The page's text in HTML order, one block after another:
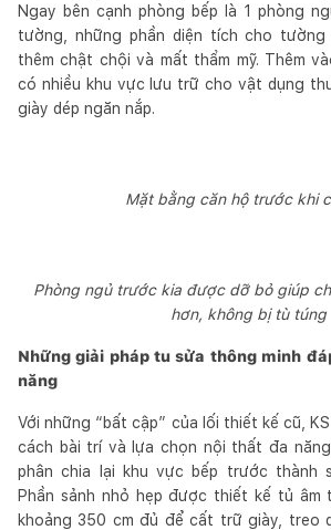
Ngay bên cạnh phòng bếp là 1 phòng
tường, những phần diện tích cho tường
thêm chật chội và mất thẩm mỹ. Thêm
có nhiều khu vực lưu trữ cho vật dụng
giày dép ngăn nắp.
Mặt bằng căn hộ trước khi
Phòng ngủ trước kia được dỡ bỏ giúp
hơn, không bị tù túng
Những giải pháp tu sửa thông minh
năng
Với những “bất cập” của lối thiết kế cũ,
cách bài trí và lựa chọn nội thất đa
phân chia lại khu vực bếp trước thành
Phần sảnh nhỏ hẹp được thiết kế tủ âm
khoảng 350 cm đủ để cất trữ giày, treo